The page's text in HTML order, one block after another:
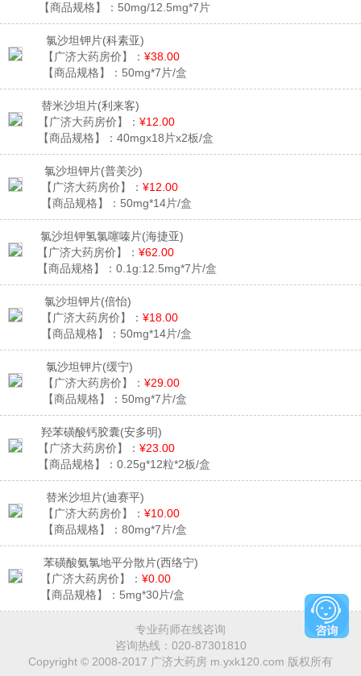
【商品规格】： 50mg/12.5mg*7片
氯沙坦钾片(科素亚)
【广济大药房价】： ¥38.00
【商品规格】： 50mg*7片/盒
替米沙坦片(利来客)
【广济大药房价】： ¥12.00
【商品规格】： 40mgx18片x2板/盒
氯沙坦钾片(普美沙)
【广济大药房价】： ¥12.00
【商品规格】： 50mg*14片/盒
氯沙坦钾氢氯噻嗪片(海捷亚)
【广济大药房价】： ¥62.00
【商品规格】： 0.1g:12.5mg*7片/盒
氯沙坦钾片(倍怡)
【广济大药房价】： ¥18.00
【商品规格】： 50mg*14片/盒
氯沙坦钾片(缓宁)
【广济大药房价】： ¥29.00
【商品规格】： 50mg*7片/盒
羟苯磺酸钙胶囊(安多明)
【广济大药房价】： ¥23.00
【商品规格】： 0.25g*12粒*2板/盒
替米沙坦片(迪赛平)
【广济大药房价】： ¥10.00
【商品规格】： 80mg*7片/盒
苯磺酸氨氯地平分散片(西络宁)
【广济大药房价】： ¥0.00
【商品规格】： 5mg*30片/盒
专业药师在线咨询
咨询热线： 020-87301810
Copyright © 2008-2017 广济大药房 m.yxk120.com 版权所有